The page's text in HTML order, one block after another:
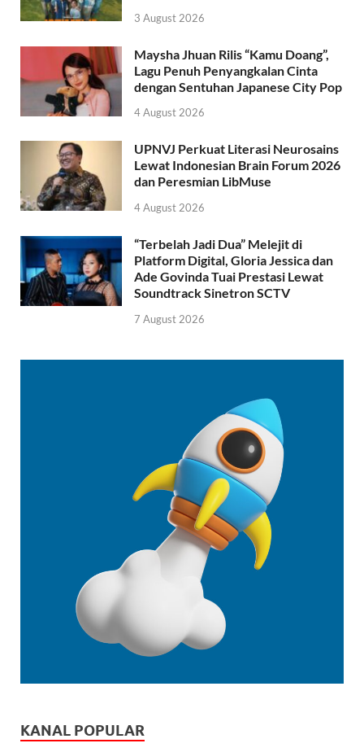
3 August 2026
Maysha Jhuan Rilis “Kamu Doang”,
Lagu Penuh Penyangkalan Cinta
dengan Sentuhan Japanese City Pop
4 August 2026
UPNVJ Perkuat Literasi Neurosains
Lewat Indonesian Brain Forum 2026
dan Peresmian LibMuse
4 August 2026
“Terbelah Jadi Dua” Melejit di
Platform Digital, Gloria Jessica dan
Ade Govinda Tuai Prestasi Lewat
Soundtrack Sinetron SCTV
7 August 2026
KANAL POPULAR